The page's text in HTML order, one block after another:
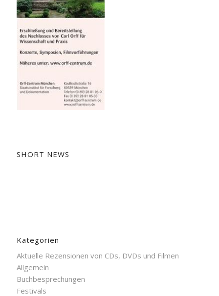
SHORT NEWS
Kategorien
Aktuelle Rezensionen von CDs, DVDs und Filmen
Allgemein
Buchbesprechungen
Festivals